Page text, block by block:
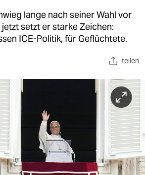
lange nach seiner Wahl vor
setzt er starke Zeichen:
ICE-Politik, für Geflüchtete.
teilen